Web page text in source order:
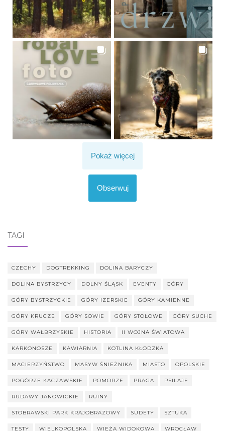
Pokaż więcej
Obserwuj
TAGI
CZECHY DOGTREKKING DOLINA BARYCZY
DOLINA BYSTRZYCY DOLNY ŚLĄSK EVENTY GÓRY
GÓRY BYSTRZYCKIE GÓRY IZERSKIE GÓRY KAMIENNE
GÓRY KRUCZE GÓRY SOWIE GÓRY STOŁOWE GÓRY SUCHE
GÓRY WAŁBRZYSKIE HISTORIA II WOJNA ŚWIATOWA
KARKONOSZE KAWIARNIA KOTLINA KŁODZKA
MACIERZYŃSTWO MASYW ŚNIEŻNIKA MIASTO OPOLSKIE
POGÓRZE KACZAWSKIE POMORZE PRAGA PSILAJF
RUDAWY JANOWICKIE RUINY
STOBRAWSKI PARK KRAJOBRAZOWY SUDETY SZTUKA
TESTY WIELKOPOLSKA WIEŻA WIDOKOWA WROCŁAW